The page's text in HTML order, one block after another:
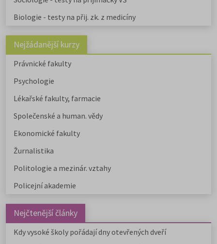
Biologie - testy na přij. zk. z medicíny
Nejžádanější kurzy
Právnické fakulty
Psychologie
Lékařské fakulty, farmacie
Společenské a human. vědy
Ekonomické fakulty
Žurnalistika
Politologie a mezinár. vztahy
Policejní akademie
Nejčtenější články
Kdy vysoké školy pořádají dny otevřených dveří